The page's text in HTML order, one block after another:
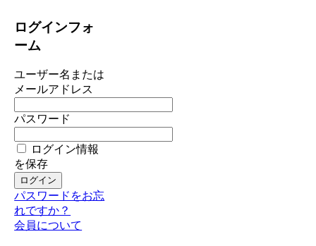
ログインフォ
ーム
ユーザー名または
メールアドレス
パスワード
ログイン情報
を保存
パスワードをお忘
れですか？
会員について